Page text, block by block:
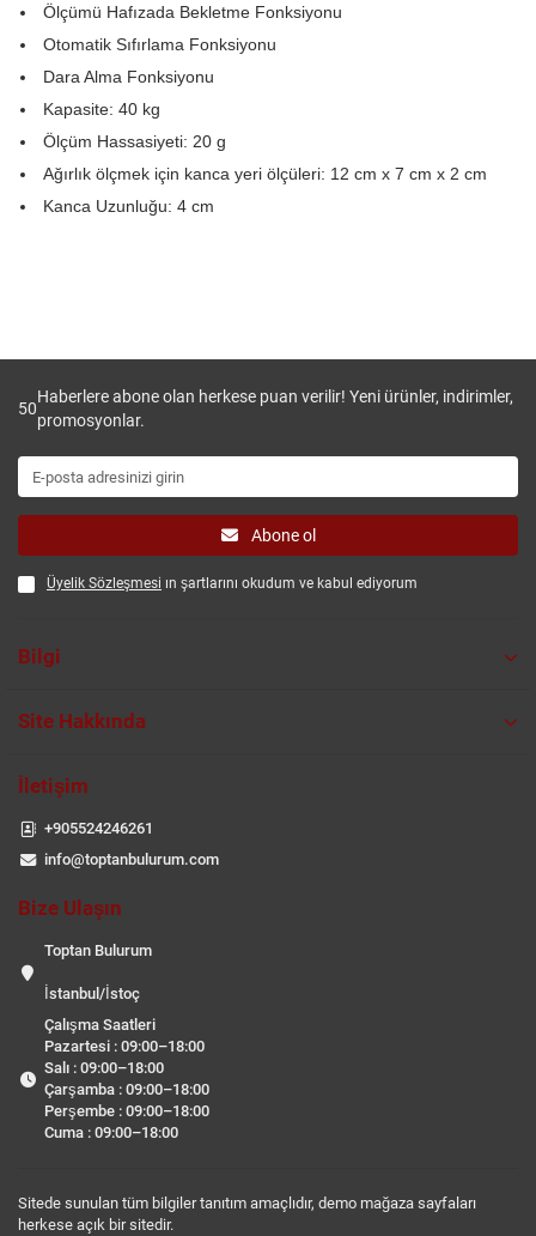
Ölçümü Hafızada Bekletme Fonksiyonu
Otomatik Sıfırlama Fonksiyonu
Dara Alma Fonksiyonu
Kapasite: 40 kg
Ölçüm Hassasiyeti: 20 g
Ağırlık ölçmek için kanca yeri ölçüleri: 12 cm x 7 cm x 2 cm
Kanca Uzunluğu: 4 cm
50
Haberlere abone olan herkese puan verilir! Yeni ürünler, indirimler,
promosyonlar.
Abone ol
Üyelik Sözleşmesi ın şartlarını okudum ve kabul ediyorum
Bilgi
Site Hakkında
İletişim
+905524246261
info@toptanbulurum.com
Bize Ulaşın
Toptan Bulurum
İstanbul/İstoç
Çalışma Saatleri
Pazartesi : 09:00–18:00
Salı : 09:00–18:00
Çarşamba : 09:00–18:00
Perşembe : 09:00–18:00
Cuma : 09:00–18:00
Sitede sunulan tüm bilgiler tanıtım amaçlıdır, demo mağaza sayfaları
herkese açık bir sitedir.